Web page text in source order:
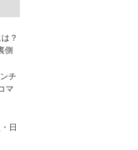
？
側
チ
マ
日